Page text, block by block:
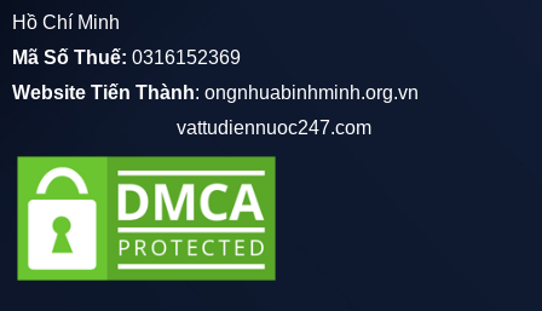
Hồ Chí Minh
Mã Số Thuế: 0316152369
Website Tiến Thành: ongnhuabinhminh.org.vn
vattudiennuoc247.com